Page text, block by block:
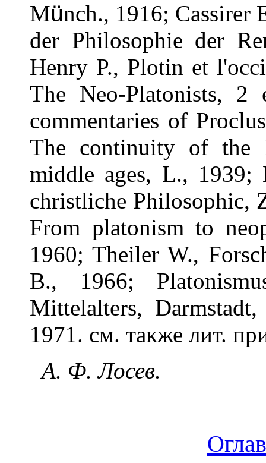
Münch., 1916; Cassirer
der Philosophie der
Henry P., Plotin et
The Neo-Platonists,
commentaries of
The continuity of the
middle ages, L., 1939;
christliche Philosophic,
From platonism to
1960; Theiler W.,
B., 1966;
Mittelalters,
1971. см. также лит.
А. Ф. Лосев.